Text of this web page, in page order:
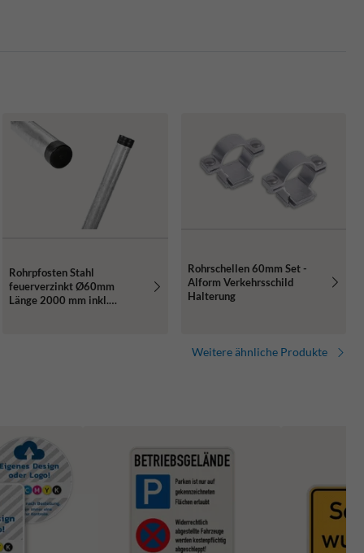
Rohrpfosten Stahl
feuerverzinkt Ø60mm
Länge 2000 mm inkl.
Rohrschellen 60mm Set -
Alform Verkehrsschild
Halterung
Weitere ähnliche Produkte